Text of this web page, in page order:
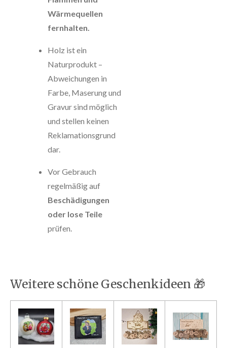
Wärmequellen
fernhalten.
Holz ist ein
Naturprodukt –
Abweichungen in
Farbe, Maserung und
Gravur sind möglich
und stellen keinen
Reklamationsgrund
dar.
Vor Gebrauch
regelmäßig auf
Beschädigungen
oder lose Teile
prüfen.
Weitere schöne Geschenkideen 🎁